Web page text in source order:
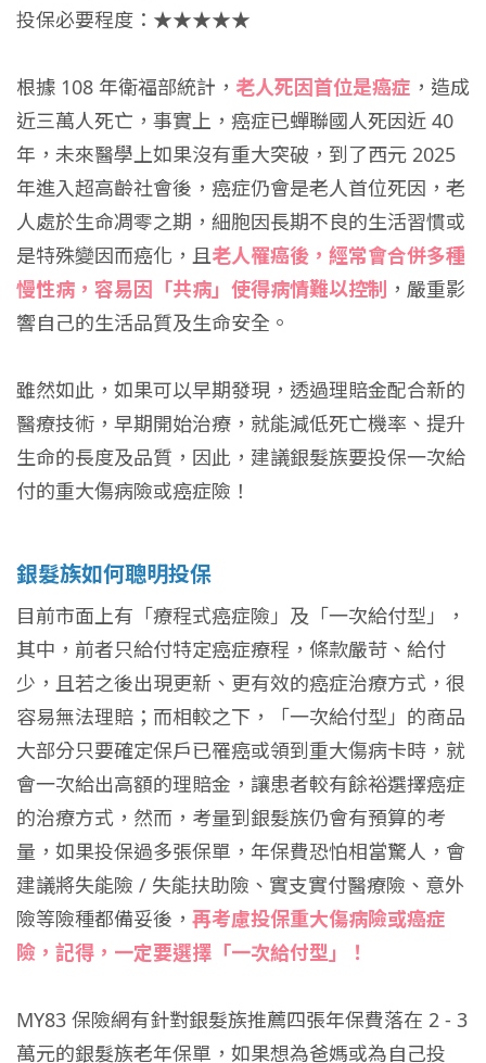
投保必要程度：★★★★★
根據 108 年衛福部統計， 老人死因首位是癌症 ，造成
近三萬人死亡，事實上，癌症已蟬聯國人死因近 40
年，未來醫學上如果沒有重大突破，到了西元 2025
年進入超高齡社會後，癌症仍會是老人首位死因，老
人處於生命凋零之期，細胞因長期不良的生活習慣或
是特殊變因而癌化，且老人罹癌後，經常會合併多種
慢性病，容易因「共病」使得病情難以控制 ，嚴重影
響自己的生活品質及生命安全。
雖然如此，如果可以早期發現，透過理賠金配合新的
醫療技術，早期開始治療，就能減低死亡機率、提升
生命的長度及品質，因此，建議銀髮族要投保一次給
付的重大傷病險或癌症險！
銀髮族如何聰明投保
目前市面上有「療程式癌症險」及「一次給付型」，
其中，前者只給付特定癌症療程，條款嚴苛、給付
少，且若之後出現更新、更有效的癌症治療方式，很
容易無法理賠；而相較之下，「一次給付型」的商品
大部分只要確定保戶已罹癌或領到重大傷病卡時，就
會一次給出高額的理賠金，讓患者較有餘裕選擇癌症
的治療方式，然而，考量到銀髮族仍會有預算的考
量，如果投保過多張保單，年保費恐怕相當驚人，會
建議將失能險 / 失能扶助險、實支實付醫療險、意外
險等險種都備妥後， 再考慮投保重大傷病險或癌症
險，記得，一定要選擇「一次給付型」！
MY83 保險網有針對銀髮族推薦四張年保費落在 2 - 3
萬元的銀髮族老年保單，如果想為爸媽或為自己投